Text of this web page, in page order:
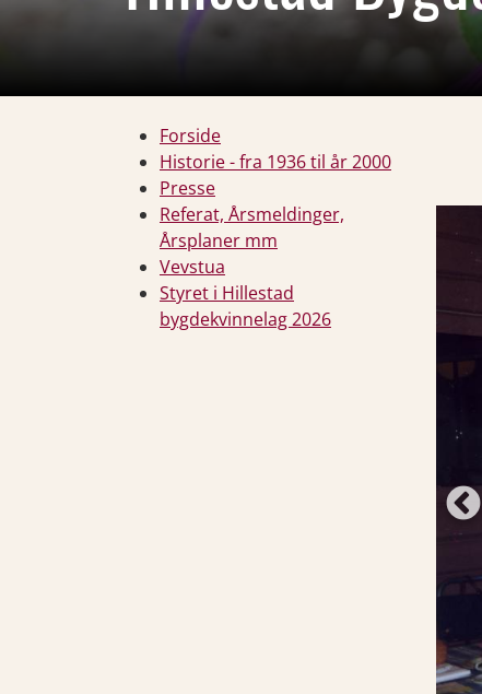
Forside
Historie - fra 1936 til år 2000
Presse
Referat, Årsmeldinger,
Årsplaner mm
Vevstua
Styret i Hillestad
bygdekvinnelag 2026